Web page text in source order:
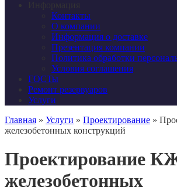
Контакты
О компании
Информация о доставке
Презентация компании
Политика обработки
Условия соглашения
ГОСТы
Ремонт резервуаров
Услуги
Главная » Услуги » Проектирование »
железобетонных конструкций
Проектирование
железобетонных